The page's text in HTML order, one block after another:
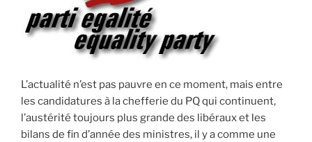
L’actualité n’est pas pauvre en ce moment, mais entre
les candidatures à la chefferie du PQ qui continuent,
l’austérité toujours plus grande des libéraux et les
bilans de fin d’année des ministres, il y a comme une